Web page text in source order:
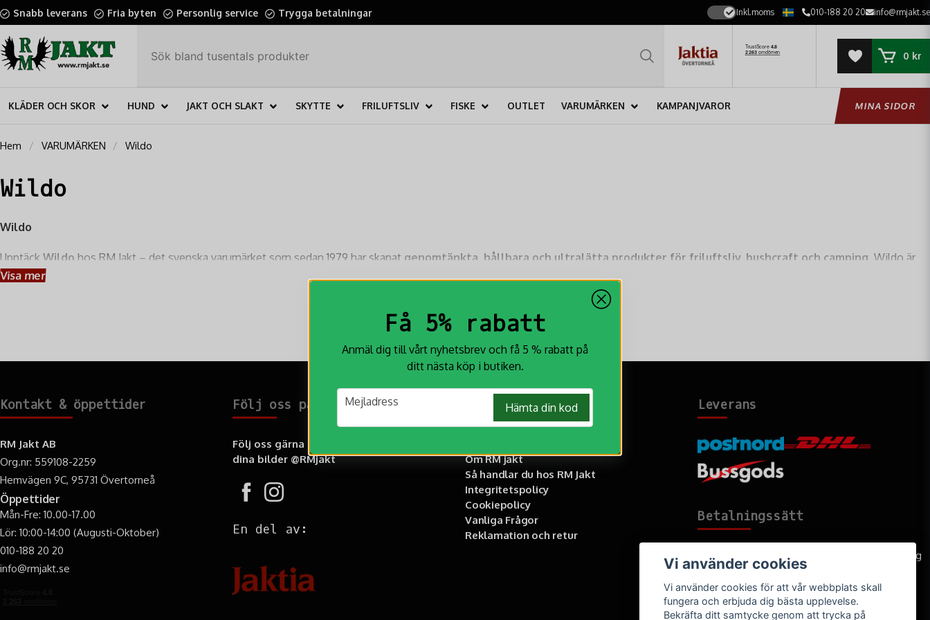
Snabb leverans Fria byten Personlig service Trygga betalningar Inkl.moms 010-188 20 20 info@rmjakt.se
0 kr
KLÄDER OCH SKOR HUND JAKT OCH SLAKT SKYTTE FRILUFTSLIV FISKE OUTLET VARUMÄRKEN KAMPANJVAROR MINA SIDOR
Hem VARUMÄRKEN Wildo
Wildo
Wildo
Upptäck Wildo hos RM Jakt – det svenska varumärket som sedan 1979 har skapat genomtänkta, hållbara och ultralätta produkter för friluftsliv, bushcraft och camping . Wildo är
synonymt med innovation, funktionalitet och en djup förståelse för vad som krävs när man är ute i naturen. Deras produkter är designade för att vara effektiva, packvänliga och robusta,
Visa mer
Få 5% rabatt
Anmäl dig till vårt nyhetsbrev och få 5 % rabatt på
ditt nästa köp i butiken.
email
Mejladress Hämta din kod
Kontakt & öppettider
RM Jakt AB
Org.nr: 559108-2259
Hemvägen 9C, 95731 Övertorneå
Öppettider
Mån-Fre: 10.00-17.00
Lör: 10:00-14:00 (Augusti-Oktober)
010-188 20 20
info@rmjakt.se
Följ oss på:
Följ oss gärna på Instagram och tagga oss i
dina bilder @RMjakt
En del av:
Information
Om RM jakt
Så handlar du hos RM Jakt
Integritetspolicy
Cookiepolicy
Vanliga Frågor
Reklamation och retur
Leverans
Betalningssätt
Faktura, delbetalning, kort- eller direktbetalning
Vi använder cookies
Vi använder cookies för att vår webbplats skall
fungera och erbjuda dig bästa upplevelse.
Bekräfta ditt samtycke genom att trycka på